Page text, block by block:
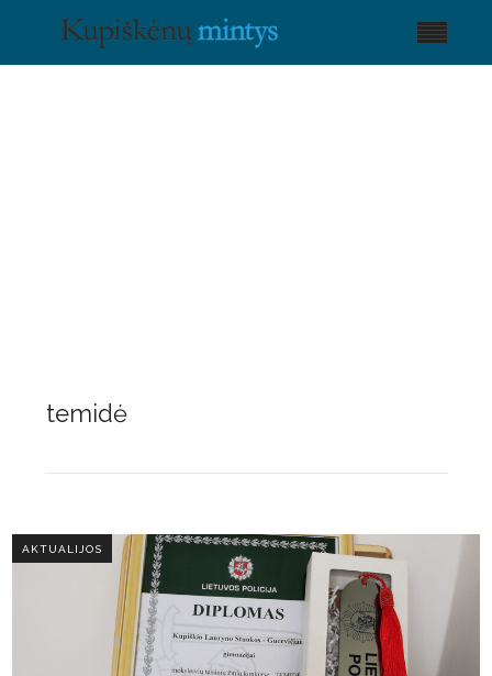
temidė
AKTUALIJOS